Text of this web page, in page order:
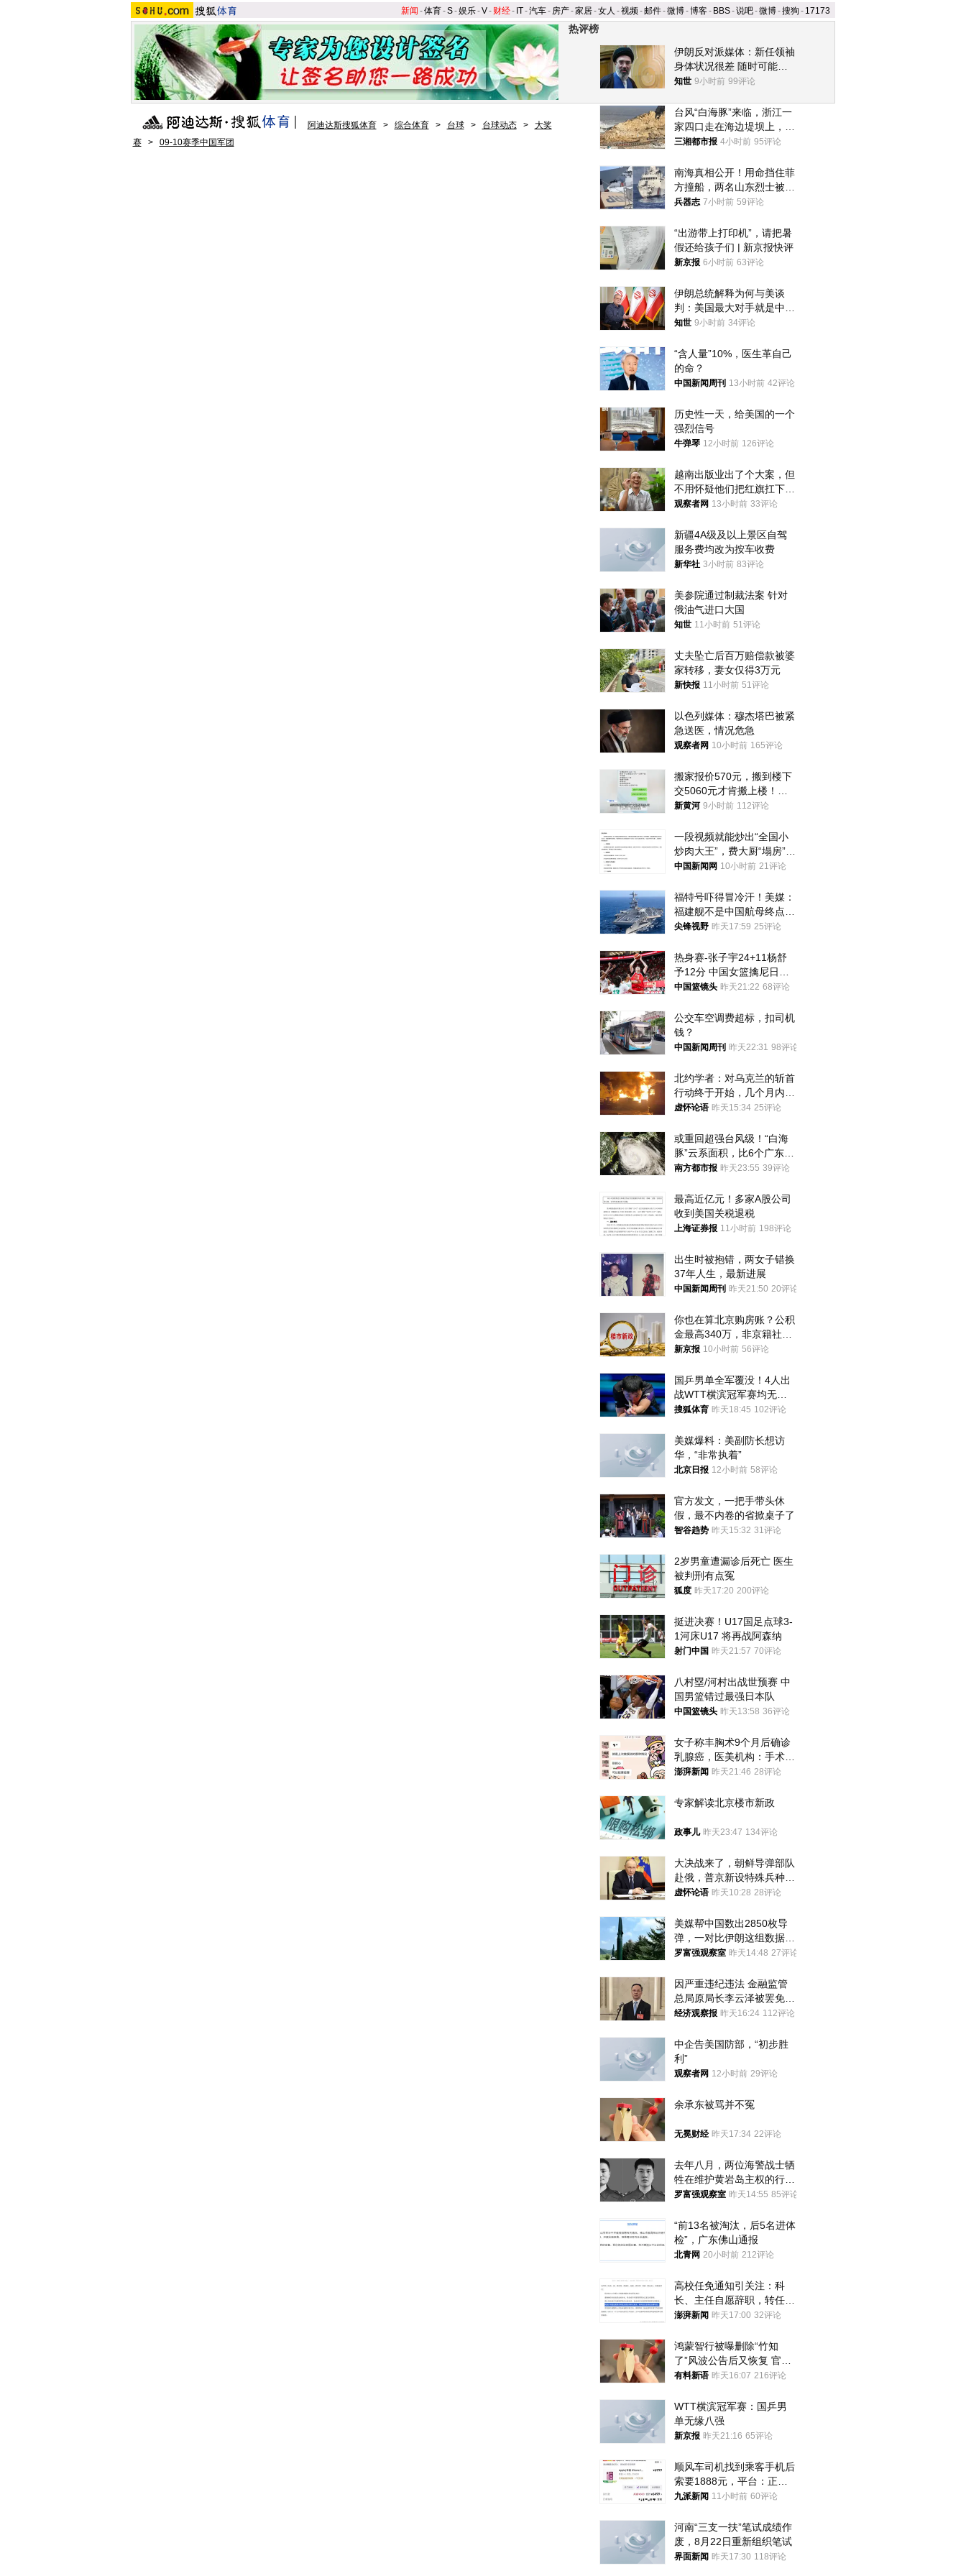
新闻 -体育-S-娱乐-V- 财经- IT-汽车- 房产-家居-女人 -视频-邮件-微博-博客- BBS-说吧-微博-搜狗 - 17173
热评榜
伊朗反对派媒体：新任领袖
身体状况很差 随时可能离
世
知世 9小时前 99评论
台风“白海豚”来临，浙江一
家四口走在海边堤坝上，其
中9岁男孩被巨浪卷入海
三湘都市报 4小时前 95评论
南海真相公开！用命挡住菲
方撞船，两名山东烈士被授
武警最高荣誉
兵器志 7小时前 59评论
“出游带上打印机”，请把暑
假还给孩子们 | 新京报快评
新京报 6小时前 63评论
伊朗总统解释为何与美谈
判：美国最大对手就是中
国，但他们也在对话
知世 9小时前 34评论
“含人量”10%，医生革自己
的命？
中国新闻周刊 13小时前 42评论
历史性一天，给美国的一个
强烈信号
牛弹琴 12小时前 126评论
越南出版业出了个大案，但
不用怀疑他们把红旗扛下去
的决心
观察者网 13小时前 33评论
新疆4A级及以上景区自驾
服务费均改为按车收费
新华社 3小时前 83评论
美参院通过制裁法案 针对
俄油气进口大国
知世 11小时前 51评论
丈夫坠亡后百万赔偿款被婆
家转移，妻女仅得3万元
新快报 11小时前 51评论
以色列媒体：穆杰塔巴被紧
急送医，情况危急
观察者网 10小时前 165评论
搬家报价570元，搬到楼下
交5060元才肯搬上楼！女
子傻眼了……
新黄河 9小时前 112评论
一段视频就能炒出“全国小
炒肉大王”，费大厨“塌房”了
吗？
中国新闻网 10小时前 21评论
福特号吓得冒冷汗！美媒：
福建舰不是中国航母终点，
而是新起点！
尖锋视野 昨天17:59 25评论
热身赛-张子宇24+11杨舒
予12分 中国女篮擒尼日利
亚
中国篮镜头 昨天21:22 68评论
公交车空调费超标，扣司机
钱？
中国新闻周刊 昨天22:31 98评论
北约学者：对乌克兰的斩首
行动终于开始，几个月内乌
将投降
虚怀论语 昨天15:34 25评论
或重回超强台风级！“白海
豚”云系面积，比6个广东还
大！深圳官方：注意这件事
南方都市报 昨天23:55 39评论
最高近亿元！多家A股公司
收到美国关税退税
上海证券报 11小时前 198评论
出生时被抱错，两女子错换
37年人生，最新进展
中国新闻周刊 昨天21:50 20评论
你也在算北京购房账？公积
金最高340万，非京籍社保
1年
新京报 10小时前 56评论
国乒男单全军覆没！4人出
战WTT横滨冠军赛均无缘
八强
搜狐体育 昨天18:45 102评论
美媒爆料：美副防长想访
华，“非常执着”
北京日报 12小时前 58评论
官方发文，一把手带头休
假，最不内卷的省掀桌子了
智谷趋势 昨天15:32 31评论
2岁男童遭漏诊后死亡 医生
被判刑有点冤
狐度 昨天17:20 200评论
挺进决赛！U17国足点球3-
1河床U17 将再战阿森纳
射门中国 昨天21:57 70评论
八村塁/河村出战世预赛 中
国男篮错过最强日本队
中国篮镜头 昨天13:58 36评论
女子称丰胸术9个月后确诊
乳腺癌，医美机构：手术不
可能引发癌症，建议走司法
澎湃新闻 昨天21:46 28评论
专家解读北京楼市新政
政事儿 昨天23:47 134评论
大决战来了，朝鲜导弹部队
赴俄，普京新设特殊兵种，
76岁老将扛旗
虚怀论语 昨天10:28 28评论
美媒帮中国数出2850枚导
弹，一对比伊朗这组数据，
发现出大事了
罗富强观察室 昨天14:48 27评论
因严重违纪违法 金融监管
总局原局长李云泽被罢免全
国人大代表
经济观察报 昨天16:24 112评论
中企告美国防部，“初步胜
利”
观察者网 12小时前 29评论
余承东被骂并不冤
无冕财经 昨天17:34 22评论
去年八月，两位海警战士牺
牲在维护黄岩岛主权的行动
中
罗富强观察室 昨天14:55 85评论
“前13名被淘汰，后5名进体
检”，广东佛山通报
北青网 20小时前 212评论
高校任免通知引关注：科
长、主任自愿辞职，转任思
政辅导员
澎湃新闻 昨天17:00 32评论
鸿蒙智行被曝删除“竹知
了”风波公告后又恢复 官媒
曾力挺：劝华为要大度的，
有料新语 昨天16:07 216评论
WTT横滨冠军赛：国乒男
单无缘八强
新京报 昨天21:16 65评论
顺风车司机找到乘客手机后
索要1888元，平台：正和
司机沟通协商
九派新闻 11小时前 60评论
河南“三支一扶”笔试成绩作
废，8月22日重新组织笔试
界面新闻 昨天17:30 118评论
阿迪达斯搜狐体育 > 综合体育 > 台球 > 台球动态 >
大奖
赛
> 09-10赛季中国军团